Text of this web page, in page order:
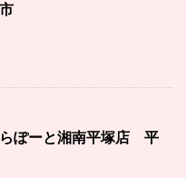
ぽーと湘南平塚店 平